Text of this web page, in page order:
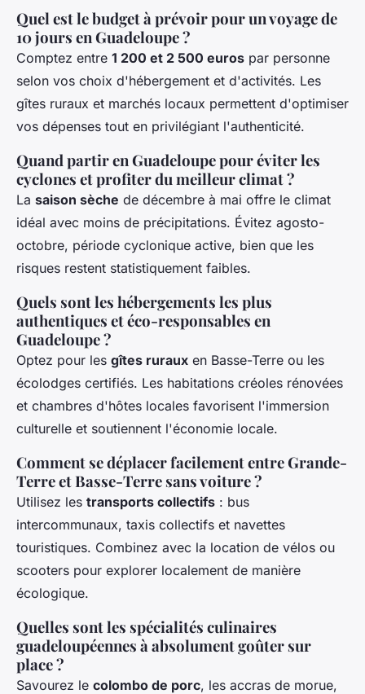
Quel est le budget à prévoir pour un voyage de
10 jours en Guadeloupe ?
Comptez entre 1 200 et 2 500 euros par personne
selon vos choix d'hébergement et d'activités. Les
gîtes ruraux et marchés locaux permettent d'optimiser
vos dépenses tout en privilégiant l'authenticité.
Quand partir en Guadeloupe pour éviter les
cyclones et profiter du meilleur climat ?
La saison sèche de décembre à mai offre le climat
idéal avec moins de précipitations. Évitez agosto-
octobre, période cyclonique active, bien que les
risques restent statistiquement faibles.
Quels sont les hébergements les plus
authentiques et éco-responsables en
Guadeloupe ?
Optez pour les gîtes ruraux en Basse-Terre ou les
écolodges certifiés. Les habitations créoles rénovées
et chambres d'hôtes locales favorisent l'immersion
culturelle et soutiennent l'économie locale.
Comment se déplacer facilement entre Grande-
Terre et Basse-Terre sans voiture ?
Utilisez les transports collectifs : bus
intercommunaux, taxis collectifs et navettes
touristiques. Combinez avec la location de vélos ou
scooters pour explorer localement de manière
écologique.
Quelles sont les spécialités culinaires
guadeloupéennes à absolument goûter sur
place ?
Savourez le colombo de porc, les accras de morue,